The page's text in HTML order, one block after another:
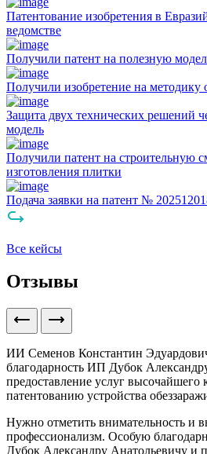
Патентование изобретения в
ведомстве
Получили патент на полезную
Получили изобретение на методику
Защита двух технических решений
модель
Получили патент на строительную
изготовления плитки
Подача заявки на патент №
Все кейсы
Отзывы
ИИ Семенов Константин
благодарность ИП Дубок
предоставление услуг высочайшего
патентованию устройства
Нужно отметить внимательность и
профессионализм. Особую
Дубок Александру Анатольевичу и